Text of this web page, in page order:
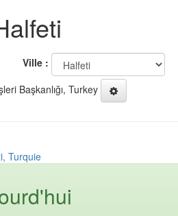
Ville :
Başkanlığı, Turkey
Turquie